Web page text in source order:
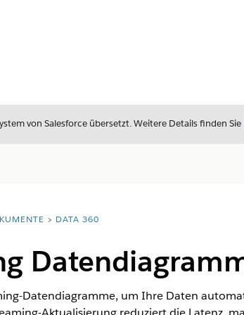
von Salesforce übersetzt. Weitere Details finden Sie
DATA 360
Datendiagramme, um Ihre Daten